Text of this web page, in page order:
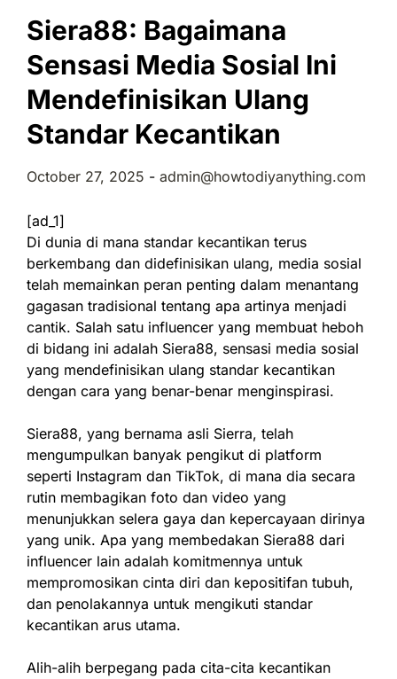
Siera88: Bagaimana
Sensasi Media Sosial Ini
Mendefinisikan Ulang
Standar Kecantikan
October 27, 2025 - admin@howtodiyanything.com
[ad_1]
Di dunia di mana standar kecantikan terus
berkembang dan didefinisikan ulang, media sosial
telah memainkan peran penting dalam menantang
gagasan tradisional tentang apa artinya menjadi
cantik. Salah satu influencer yang membuat heboh
di bidang ini adalah Siera88, sensasi media sosial
yang mendefinisikan ulang standar kecantikan
dengan cara yang benar-benar menginspirasi.
Siera88, yang bernama asli Sierra, telah
mengumpulkan banyak pengikut di platform
seperti Instagram dan TikTok, di mana dia secara
rutin membagikan foto dan video yang
menunjukkan selera gaya dan kepercayaan dirinya
yang unik. Apa yang membedakan Siera88 dari
influencer lain adalah komitmennya untuk
mempromosikan cinta diri dan kepositifan tubuh,
dan penolakannya untuk mengikuti standar
kecantikan arus utama.
Alih-alih berpegang pada cita-cita kecantikan